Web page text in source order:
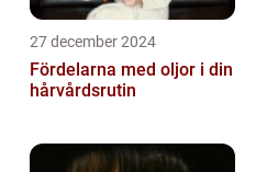
27 december 2024
Fördelarna med oljor i din
hårvårdsrutin